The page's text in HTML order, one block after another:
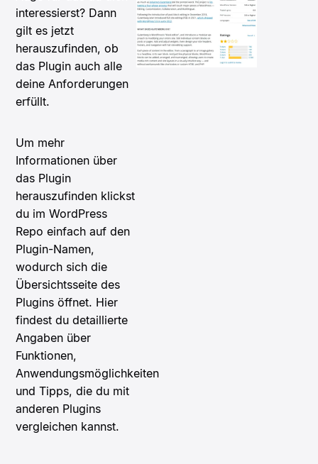
interessierst? Dann
gilt es jetzt
herauszufinden, ob
das Plugin auch alle
deine Anforderungen
erfüllt.
Um mehr
Informationen über
das Plugin
herauszufinden klickst
du im WordPress
Repo einfach auf den
Plugin-Namen,
wodurch sich die
Übersichtsseite des
Plugins öffnet. Hier
findest du detaillierte
Angaben über
Funktionen,
Anwendungsmöglichkeiten
und Tipps, die du mit
anderen Plugins
vergleichen kannst.